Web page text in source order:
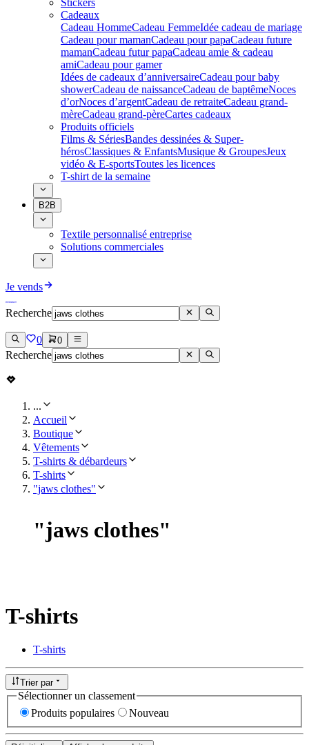
Stickers
Cadeaux
Cadeau HommeCadeau FemmeIdée cadeau de mariage​
Cadeau pour mamanCadeau pour papaCadeau future
mamanCadeau futur papaCadeau amie & cadeau
amiCadeau pour gamer
Idées de cadeaux d’anniversaireCadeau pour baby
showerCadeau de naissanceCadeau de baptêmeNoces
d’orNoces d’argentCadeau de retraiteCadeau grand-
mèreCadeau grand-pèreCartes cadeaux
Produits officiels
Films & SériesBandes dessinées & Super-
hérosClassiques & EnfantsMusique & GroupesJeux
vidéo & E-sportsToutes les licences
T-shirt de la semaine
B2B
Textile personnalisé entreprise
Solutions commerciales
Je vends
Recherche
0 0
Recherche
...
Accueil
Boutique
Vêtements
T-shirts & débardeurs
T-shirts
"jaws clothes"
"jaws clothes"
T-shirts
T-shirts
Trier par
Sélectionner un classement
Produits populaires
Nouveau